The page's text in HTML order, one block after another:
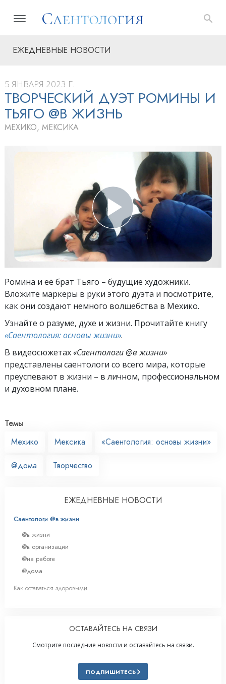
ЕЖЕДНЕВНЫЕ НОВОСТИ
5 ЯНВАРЯ 2023 Г.
ТВОРЧЕСКИЙ ДУЭТ РОМИНЫ И
ТЬЯГО @В ЖИЗНЬ
МЕХИКО, МЕКСИКА
Ромина и её брат Тьяго – будущие художники.
Вложите маркеры в руки этого дуэта и посмотрите,
как они создают немного волшебства в Мехико.
Узнайте о разуме, духе и жизни. Прочитайте книгу
«Саентология: основы жизни».
В видеосюжетах«Саентологи @в жизни»
представлены саентологи со всего мира, которые
преуспевают в жизни – в личном, профессиональном
и духовном плане.
Темы
Мехико
Мексика «Саентология: основы жизни»
@дома Творчество
ЕЖЕДНЕВНЫЕ НОВОСТИ
Саентологи @в жизни
@в жизни
@в организации
@на работе
@дома
Как оставаться здоровыми
ОСТАВАЙТЕСЬ НА СВЯЗИ
Смотрите последние новости и оставайтесь на связи.
ПОДПИШИТЕСЬ